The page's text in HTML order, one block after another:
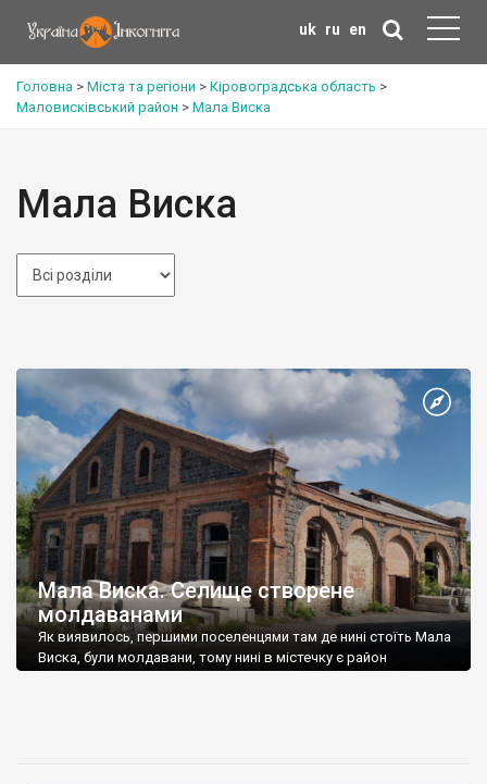
uk ru en
Головна > Міста та регіони > Кіровоградська область >
Маловисківський район > Мала Виска
Мала Виска
Мала Виска. Селище створене
молдаванами
Як виявилось, першими поселенцями там де нині стоїть Мала
Виска, були молдавани, тому нині в містечку є район